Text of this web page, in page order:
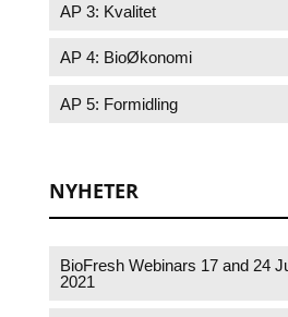
AP 3: Kvalitet
AP 4: BioØkonomi
AP 5: Formidling
NYHETER
BioFresh Webinars 17 and 24
2021